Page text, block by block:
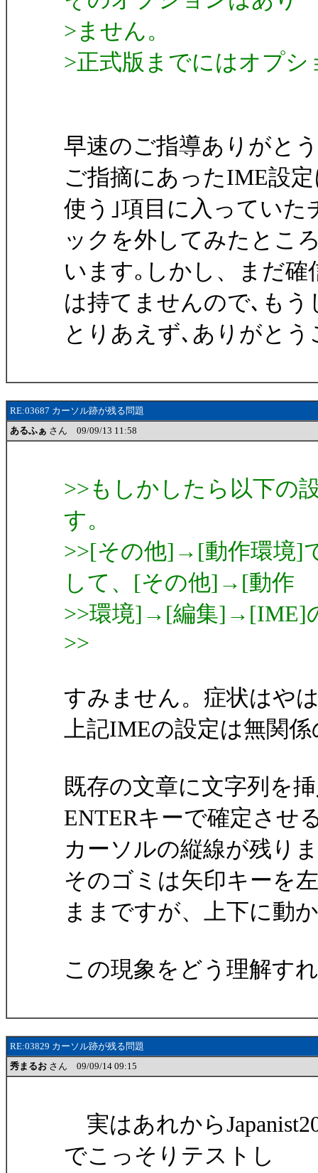
>ません。
>正式版までにはオプ
早速のご指導ありがと
ご指摘にあったIME設
使う｣項目に入っていた
ックを外してみたとこ
います｡しかし、まだ確
は持てませんので､も
とりあえず､ありがと
RE:03687 カーソル跡が残る問題
あるふぁ さん 09/09/13 11:58
>>もしかしたら以下の
す。
>>[その他]→[動作環境]
して、[その他]→[動作
>>環境]→[編集]→[IME]
>>
すみません。症状はや
上記IMEの設定は無関
既存の文章に文字列を
ENTERキーで確定させ
カーソルの縦線が残り
そのゴミは矢印キーを
ままですが、上下に動
この現象をどう理解す
RE:03829 カーソル跡が残る問題
秀まるお さん 09/09/14 09:15
実はあれから
でこっそりテストし